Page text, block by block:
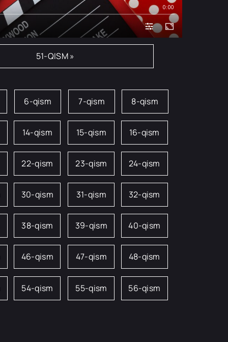
0:00
51-QISM »
6-qism 7-qism 8-qism
14-qism 15-qism 16-qism
22-qism 23-qism 24-qism
30-qism 31-qism 32-qism
38-qism 39-qism 40-qism
46-qism 47-qism 48-qism
54-qism 55-qism 56-qism